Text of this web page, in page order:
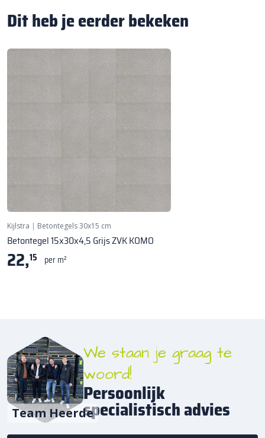
Dit heb je eerder bekeken
Kijlstra | Betontegels 30x15 cm
Betontegel 15x30x4,5 Grijs ZVK KOMO
22,15 per m²
Team Heerde
We staan je graag te
woord!
Persoonlijk
specialistisch advies